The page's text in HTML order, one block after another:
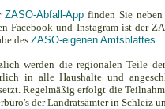
ZASO-Abfall-App finden Sie
Facebook und Instagram ist der
des ZASO-eigenen Amtsblattes.
werden die regionalen Teile
in alle Haushalte und
Regelmäßig erfolgt die
der Landratsämter in Schleiz